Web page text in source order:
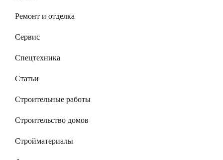
Ремонт и отделка
Сервис
Спецтехника
Статьи
Строительные работы
Строительство домов
Стройматериалы